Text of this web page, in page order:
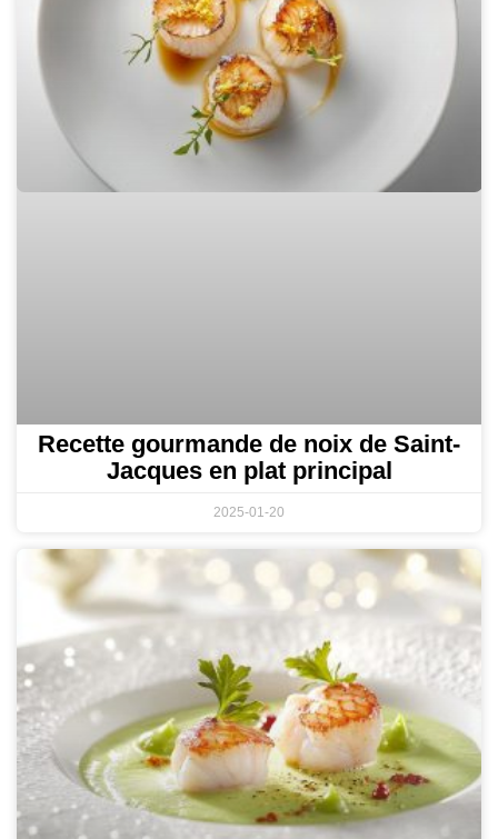
Recette gourmande de noix de Saint-
Jacques en plat principal
2025-01-20